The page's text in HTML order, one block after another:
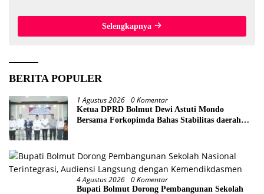
Selengkapnya
BERITA POPULER
1 Agustus 2026 0 Komentar
Ketua DPRD Bolmut Dewi Astuti Mondo
Bersama Forkopimda Bahas Stabilitas daerah
4 Agustus 2026 0 Komentar
Bupati Bolmut Dorong Pembangunan Sekolah